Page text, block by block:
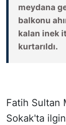
meydana
balkonu
kalan inek
kurtarıldı.
Fatih Sultan
Sokak'ta
SARIYER
SPOR